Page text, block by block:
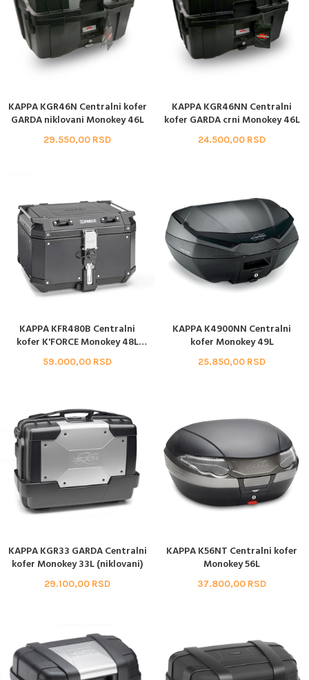
KAPPA KGR46N Centralni kofer
GARDA niklovani Monokey 46L
29.550,00 RSD
KAPPA KGR46NN Centralni
kofer GARDA crni Monokey 46L
24.500,00 RSD
KAPPA KFR480B Centralni
kofer K'FORCE Monokey 48L
crni
59.000,00 RSD
KAPPA K4900NN Centralni
kofer Monokey 49L
25.850,00 RSD
KAPPA KGR33 GARDA Centralni
kofer Monokey 33L (niklovani)
29.100,00 RSD
KAPPA K56NT Centralni kofer
Monokey 56L
37.800,00 RSD